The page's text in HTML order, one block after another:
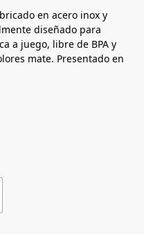
en acero inox y
diseñado para
a juego, libre de BPA y
mate. Presentado en